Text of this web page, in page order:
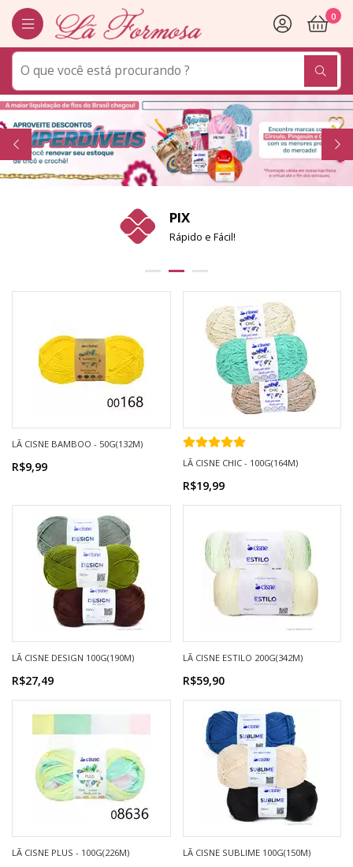
PIX
Rápido e Fácil!
0
LÃ CISNE BAMBOO - 50G(132M)
R$9,99 LÃ CISNE CHIC - 100G(164M)
R$19,99
LÃ CISNE DESIGN 100G(190M)
R$27,49
LÃ CISNE ESTILO 200G(342M)
R$59,90
LÃ CISNE PLUS - 100G(226M) LÃ CISNE SUBLIME 100G(150M)